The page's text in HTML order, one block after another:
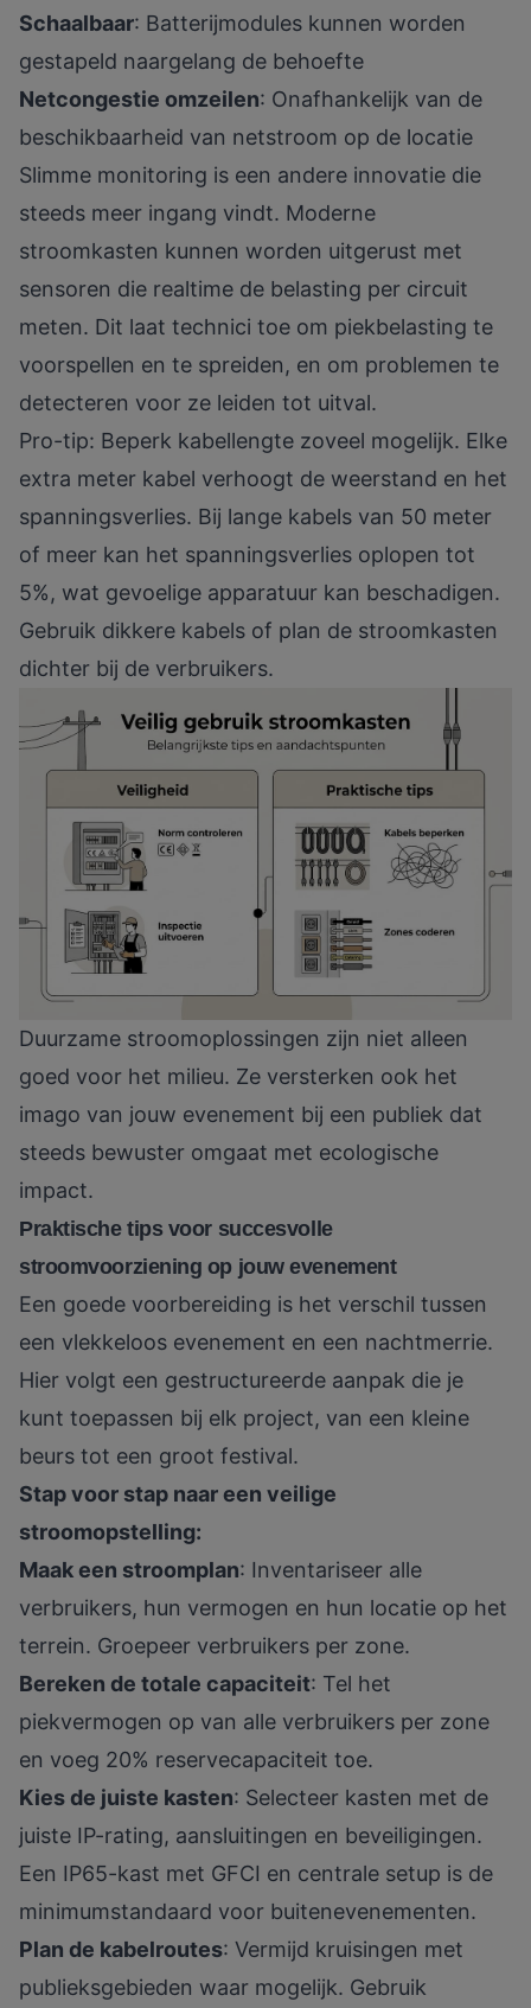
Schaalbaar: Batterijmodules kunnen worden
gestapeld naargelang de behoefte
Netcongestie omzeilen: Onafhankelijk van de
beschikbaarheid van netstroom op de locatie
Slimme monitoring is een andere innovatie die
steeds meer ingang vindt. Moderne
stroomkasten kunnen worden uitgerust met
sensoren die realtime de belasting per circuit
meten. Dit laat technici toe om piekbelasting te
voorspellen en te spreiden, en om problemen te
detecteren voor ze leiden tot uitval.
Pro-tip: Beperk kabellengte zoveel mogelijk. Elke
extra meter kabel verhoogt de weerstand en het
spanningsverlies. Bij lange kabels van 50 meter
of meer kan het spanningsverlies oplopen tot
5%, wat gevoelige apparatuur kan beschadigen.
Gebruik dikkere kabels of plan de stroomkasten
dichter bij de verbruikers.
Duurzame stroomoplossingen zijn niet alleen
goed voor het milieu. Ze versterken ook het
imago van jouw evenement bij een publiek dat
steeds bewuster omgaat met ecologische
impact.
Praktische tips voor succesvolle
stroomvoorziening op jouw evenement
Een goede voorbereiding is het verschil tussen
een vlekkeloos evenement en een nachtmerrie.
Hier volgt een gestructureerde aanpak die je
kunt toepassen bij elk project, van een kleine
beurs tot een groot festival.
Stap voor stap naar een veilige
stroomopstelling:
Maak een stroomplan: Inventariseer alle
verbruikers, hun vermogen en hun locatie op het
terrein. Groepeer verbruikers per zone.
Bereken de totale capaciteit: Tel het
piekvermogen op van alle verbruikers per zone
en voeg 20% reservecapaciteit toe.
Kies de juiste kasten: Selecteer kasten met de
juiste IP-rating, aansluitingen en beveiligingen.
Een IP65-kast met GFCI en centrale setup is de
minimumstandaard voor buitenevenementen.
Plan de kabelroutes: Vermijd kruisingen met
publieksgebieden waar mogelijk. Gebruik